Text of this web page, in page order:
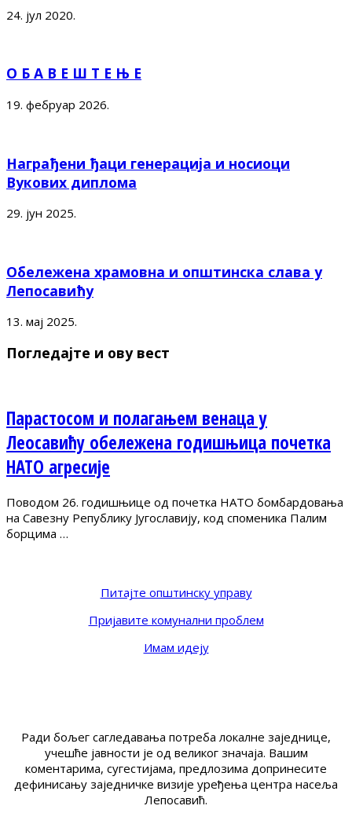
24. јул 2020.
О Б А В Е Ш Т Е Њ Е
19. фебруар 2026.
Награђени ђаци генерација и носиоци
Вукових диплома
29. јун 2025.
Обележена храмовна и општинска слава у
Лепосавићу
13. мај 2025.
Погледајте и ову вест
Парастосом и полагањем венаца у
Леосавићу обележена годишњица почетка
НАТО агресије
Поводом 26. годишњице од почетка НАТО бомбардовања
на Савезну Републику Југославију, код споменика Палим
борцима …
Питајте општинску управу
Пријавите комунални проблем
Имам идеју
Ради бољег сагледавања потреба локалне заједнице,
учешће јавности је од великог значаја. Вашим
коментарима, сугестијама, предлозима допринесите
дефинисању заједничке визије уређења центра насеља
Лепосавић.